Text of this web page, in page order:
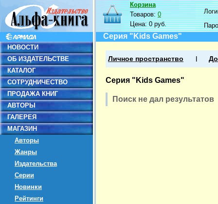
НОВОСТИ
ОБ ИЗДАТЕЛЬСТВЕ
КАТАЛОГ
СОТРУДНИЧЕСТВО
ПРОДАЖА КНИГ
АВТОРЫ
ГАЛЕРЕЯ
МАГАЗИН
Авторы
Жанры
Издательства
Серии
Новинки
Рейтинги
Корзина
Товаров:0
Цена:0 руб.
Серия "Kids Games"
Личное пространство
Серия "Kids Games"
Поиск не дал результатов